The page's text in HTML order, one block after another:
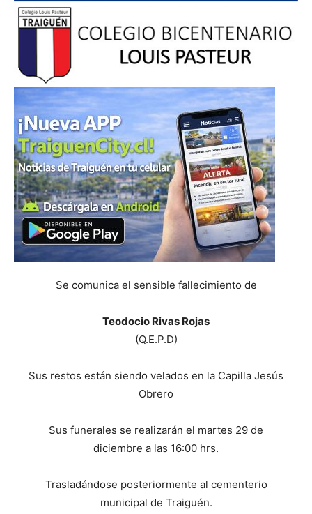
Se comunica el sensible fallecimiento de
Teodocio Rivas Rojas
(Q.E.P.D)
Sus restos están siendo velados en la Capilla Jesús
Obrero
Sus funerales se realizarán el martes 29 de
diciembre a las 16:00 hrs.
Trasladándose posteriormente al cementerio
municipal de Traiguén.